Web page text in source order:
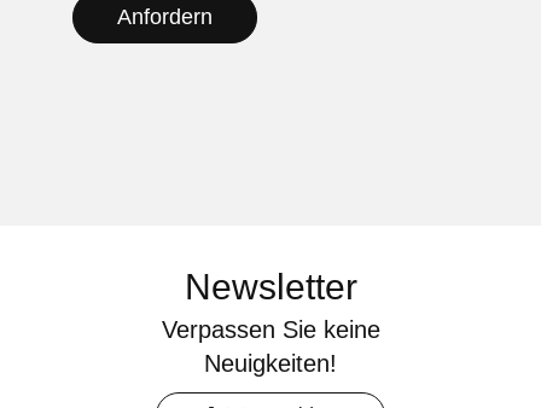
Anfordern
Newsletter
Verpassen Sie keine
Neuigkeiten!